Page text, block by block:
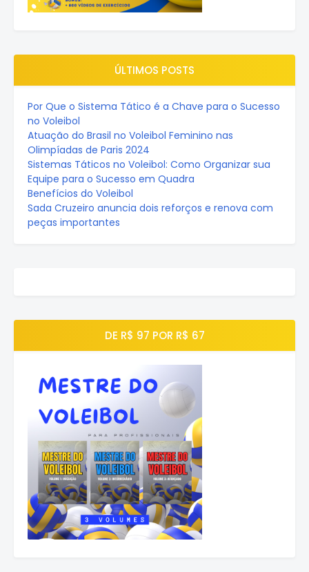
ÚLTIMOS POSTS
Por Que o Sistema Tático é a Chave para o Sucesso
no Voleibol
Atuação do Brasil no Voleibol Feminino nas
Olimpíadas de Paris 2024
Sistemas Táticos no Voleibol: Como Organizar sua
Equipe para o Sucesso em Quadra
Benefícios do Voleibol
Sada Cruzeiro anuncia dois reforços e renova com
peças importantes
DE R$ 97 POR R$ 67